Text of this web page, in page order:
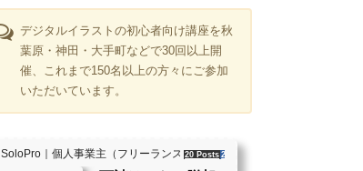
デジタルイラストの初心者向け講座を秋
葉原・神田・大手町などで30回以上開
催、これまで150名以上の方々にご参加
いただいています。
SoloPro｜個人事業主（フリーランス）・起業家、"ソロ" で働く人のライ
20 Posts 261 Shares